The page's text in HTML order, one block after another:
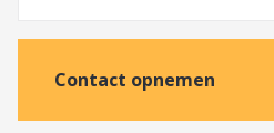
Contact opnemen